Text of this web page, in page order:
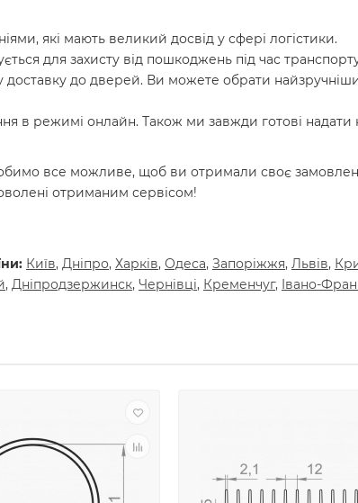
які мають великий досвід у сфері логістики.
для захисту від пошкоджень під час
доставку до дверей. Ви можете обрати
в режимі онлайн. Також ми завжди готові надати
робимо все можливе, щоб ви отримали своє
отриманим сервісом!
Київ, Днiпро, Харкiв, Одеса, Запорiжжя, Львiв,
, Днiпродзержинск, Чернiвцi, Кременчуг, Iвано-